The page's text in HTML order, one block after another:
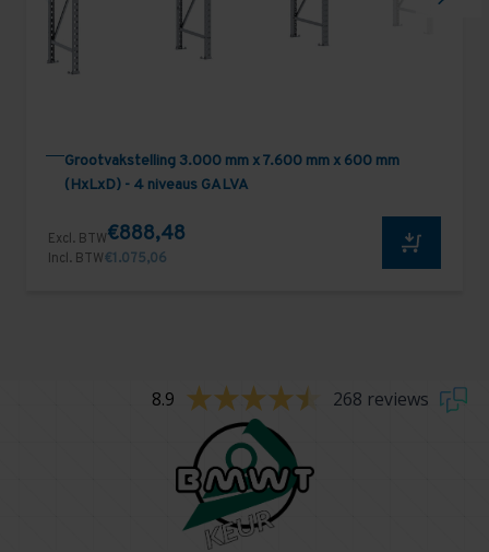
Grootvakstelling 3.000 mm x 7.600 mm x 600 mm
(HxLxD) - 4 niveaus GALVA
Excl. BTW€888,48
Incl. BTW€1.075,06
8.9 268 reviews